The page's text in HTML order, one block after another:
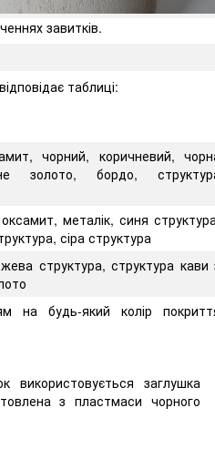
завитків.
таблиці:
чорний, коричневий,
золото, бордо,
оксамит, металік, синя
сіра структура
структура, структура кави
на будь-який колір
використовується заглушка
з пластмаси чорного